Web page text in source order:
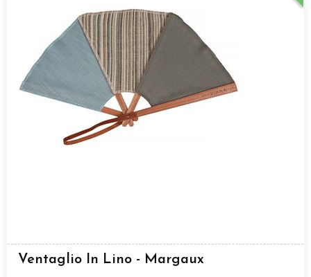
Ventaglio In Lino - Margaux